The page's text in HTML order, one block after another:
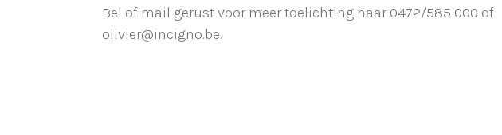
Bel of mail gerust voor meer toelichting naar 0472/585 000 of
olivier@incigno.be.